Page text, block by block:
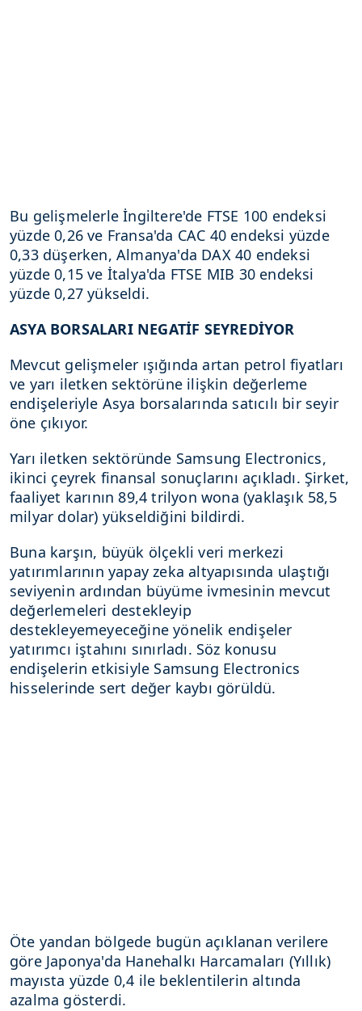
Bu gelişmelerle İngiltere'de FTSE 100 endeksi
yüzde 0,26 ve Fransa'da CAC 40 endeksi yüzde
0,33 düşerken, Almanya'da DAX 40 endeksi
yüzde 0,15 ve İtalya'da FTSE MIB 30 endeksi
yüzde 0,27 yükseldi.
ASYA BORSALARI NEGATİF SEYREDİYOR
Mevcut gelişmeler ışığında artan petrol fiyatları
ve yarı iletken sektörüne ilişkin değerleme
endişeleriyle Asya borsalarında satıcılı bir seyir
öne çıkıyor.
Yarı iletken sektöründe Samsung Electronics,
ikinci çeyrek finansal sonuçlarını açıkladı. Şirket,
faaliyet karının 89,4 trilyon wona (yaklaşık 58,5
milyar dolar) yükseldiğini bildirdi.
Buna karşın, büyük ölçekli veri merkezi
yatırımlarının yapay zeka altyapısında ulaştığı
seviyenin ardından büyüme ivmesinin mevcut
değerlemeleri destekleyip
destekleyemeyeceğine yönelik endişeler
yatırımcı iştahını sınırladı. Söz konusu
endişelerin etkisiyle Samsung Electronics
hisselerinde sert değer kaybı görüldü.
Öte yandan bölgede bugün açıklanan verilere
göre Japonya'da Hanehalkı Harcamaları (Yıllık)
mayısta yüzde 0,4 ile beklentilerin altında
azalma gösterdi.